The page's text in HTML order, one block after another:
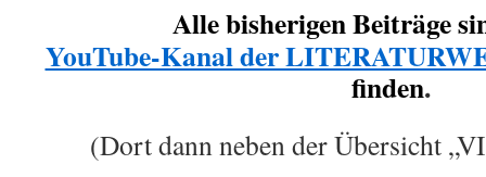
Alle bisherigen Beiträge
YouTube-Kanal der
finden.
(Dort dann neben der Übersicht